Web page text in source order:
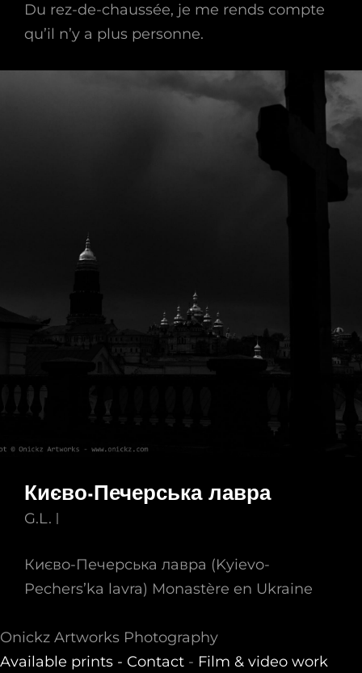
Du rez-de-chaussée, je me rends compte
qu’il n’y a plus personne.
Києво-Печерська лавра
G.L.
Києво-Печерська лавра (Kyievo-
Pechers’ka lavra) Monastère en Ukraine
Onickz Artworks Photography
Available prints - Contact - Film & video work